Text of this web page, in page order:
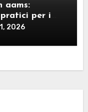
aams:
per i
2026